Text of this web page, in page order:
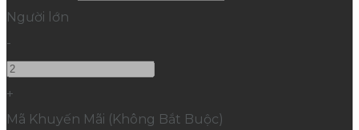
Người lớn
-
+
Mã Khuyến Mãi (Không Bắt Buộc)